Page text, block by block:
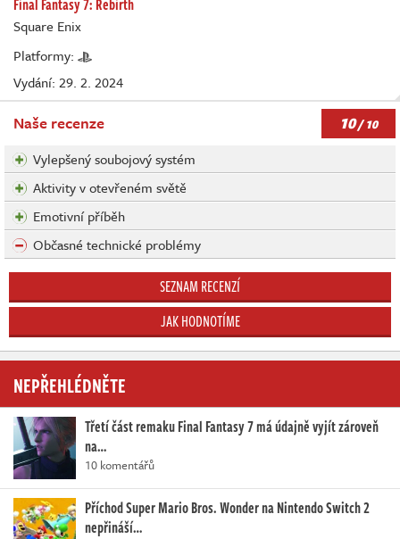
Final Fantasy 7: Rebirth
Square Enix
Platformy:
Vydání: 29. 2. 2024
Naše recenze 10/ 10
Vylepšený soubojový systém
Aktivity v otevřeném světě
Emotivní příběh
Občasné technické problémy
SEZNAM RECENZÍ
JAK HODNOTÍME
NEPŘEHLÉDNĚTE
Třetí část remaku Final Fantasy 7 má údajně vyjít zároveň
na…
10 komentářů
Příchod Super Mario Bros. Wonder na Nintendo Switch 2
nepřináší…